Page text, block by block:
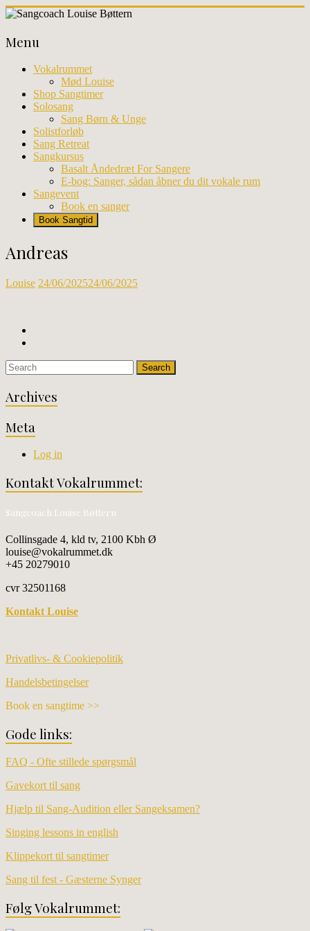
Skip
content
Louise
Bøttern
Professionel
sangundervisning
workhops
København
Menu
Vokalrummet
Mød Louise
Shop Sangtimer
Solosang
Sang Børn & Unge
Solistforløb
Sang Retreat
Sangkursus
Basalt Åndedræt For Sangere
E-bog: Sanger, sådan åbner du dit vokale rum
Sangevent
Book en sanger
Book Sangtid
Andreas
Louise 24/06/202524/06/2025
Archives
Meta
Log in
Kontakt Vokalrummet:
Sangcoach Louise Bøttern
Collinsgade 4, kld tv, 2100 Kbh Ø
louise@vokalrummet.dk
+45 20279010
cvr 32501168
Kontakt Louise
Privatlivs- & Cookiepolitik
Handelsbetingelser
Book en sangtime >>
Gode links:
FAQ - Ofte stillede spørgsmål
Gavekort til sang
Hjælp til Sang-Audition eller Sangeksamen?
Singing lessons in english
Klippekort til sangtimer
Sang til fest - Gæsterne Synger
Følg Vokalrummet: